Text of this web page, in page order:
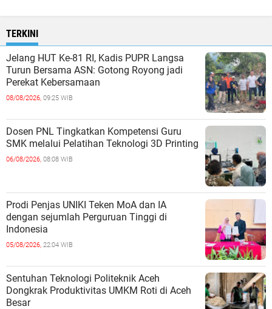
TERKINI
Jelang HUT Ke-81 RI, Kadis PUPR Langsa
Turun Bersama ASN: Gotong Royong jadi
Perekat Kebersamaan
08/08/2026, 09:25 WIB
Dosen PNL Tingkatkan Kompetensi Guru
SMK melalui Pelatihan Teknologi 3D Printing
06/08/2026, 08:08 WIB
Prodi Penjas UNIKI Teken MoA dan IA
dengan sejumlah Perguruan Tinggi di
Indonesia
05/08/2026, 22:04 WIB
Sentuhan Teknologi Politeknik Aceh
Dongkrak Produktivitas UMKM Roti di Aceh
Besar